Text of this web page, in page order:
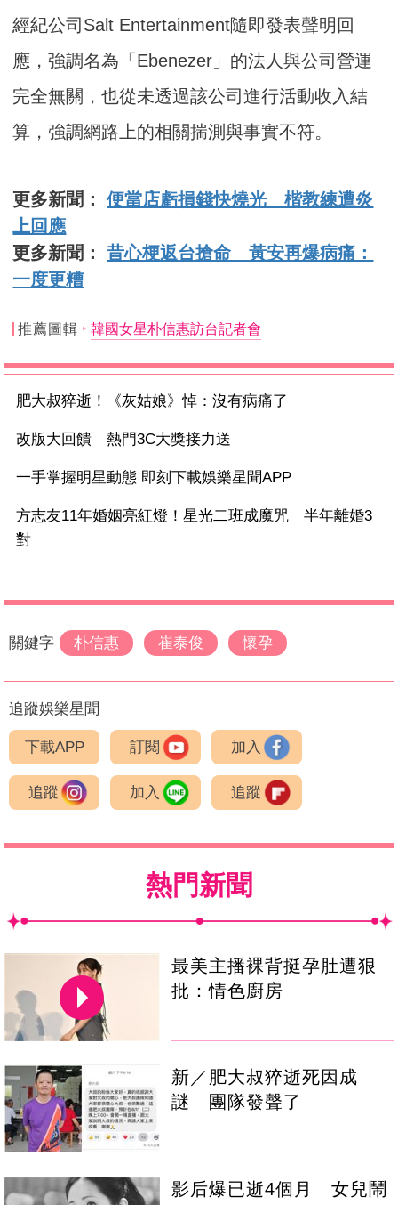
經紀公司Salt Entertainment隨即發表聲明回
應，強調名為「Ebenezer」的法人與公司營運
完全無關，也從未透過該公司進行活動收入結
算，強調網路上的相關揣測與事實不符。
更多新聞：便當店虧損錢快燒光 楷教練遭炎
上回應
更多新聞：昔心梗返台搶命 黃安再爆病痛：
一度更糟
推薦圖輯 韓國女星朴信惠訪台記者會
肥大叔猝逝！《灰姑娘》悼：沒有病痛了
改版大回饋 熱門3C大獎接力送
一手掌握明星動態 即刻下載娛樂星聞APP
方志友11年婚姻亮紅燈！星光二班成魔咒 半年離婚3
對
關鍵字 朴信惠 崔泰俊 懷孕
追蹤娛樂星聞
下載APP 訂閱 加入
追蹤 加入 追蹤
熱門新聞
最美主播裸背挺孕肚遭狠
批：情色廚房
新／肥大叔猝逝死因成
謎 團隊發聲了
影后爆已逝4個月 女兒鬧